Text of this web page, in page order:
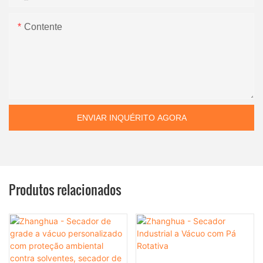
Contente
ENVIAR INQUÉRITO AGORA
Produtos relacionados